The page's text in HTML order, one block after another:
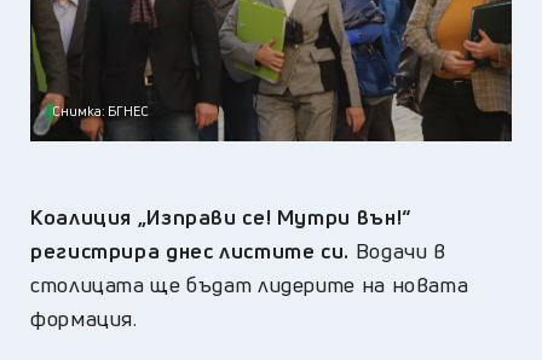
Снимка: БГНЕС
Коалиция „Изправи се! Мутри вън!“
регистрира днес листите си. Водачи в
столицата ще бъдат лидерите на новата
формация.